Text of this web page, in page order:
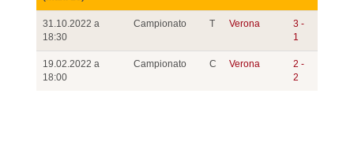
31.10.2022 a
18:30
Campionato T Verona
3 -
1
19.02.2022 a
18:00
Campionato C Verona
2 -
2